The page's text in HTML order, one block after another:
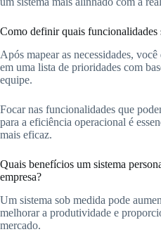
Como definir quais funcionalidades
Após mapear as necessidades,
em uma lista de prioridades com
equipe.
Focar nas funcionalidades que
para a eficiência operacional é
mais eficaz.
Quais benefícios um sistema
empresa?
Um sistema sob medida pode
melhorar a produtividade e
mercado.